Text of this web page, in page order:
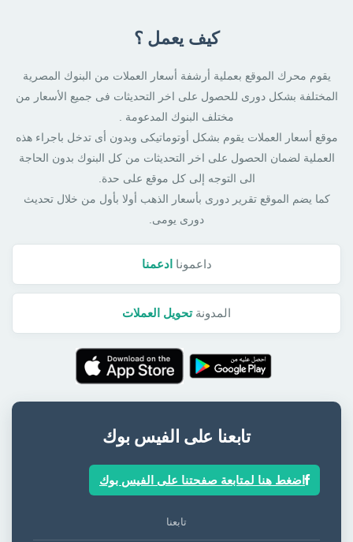
كيف يعمل ؟
يقوم محرك الموقع بعملية أرشفة أسعار العملات من البنوك المصرية
المختلفة بشكل دورى للحصول على اخر التحديثات فى جميع الأسعار من
مختلف البنوك المدعومة .
موقع أسعار العملات يقوم بشكل أوتوماتيكى وبدون أى تدخل باجراء هذه
العملية لضمان الحصول على اخر التحديثات من كل البنوك بدون الحاجة
الى التوجه إلى كل موقع على حدة.
كما يضم الموقع تقرير دورى بأسعار الذهب أولا بأول من خلال تحديث
دورى يومى.
داعمونا ادعمنا
المدونةتحويل العملات
تابعنا على الفيس بوك
اضغط هنا لمتابعة صفحتنا على الفيس بوك
تابعنا